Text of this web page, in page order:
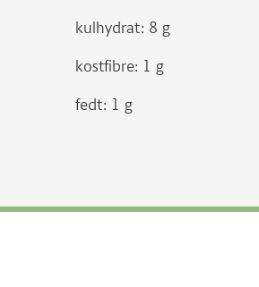
kulhydrat: 8 g
kostfibre: 1 g
fedt: 1 g